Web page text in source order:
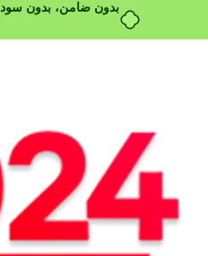
بدون ضامن، بدون سود